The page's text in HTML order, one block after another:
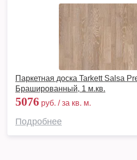
Паркетная доска Tarkett Salsa
Брашированный, 1 м.кв.
5076 руб. / за кв. м.
Подробнее